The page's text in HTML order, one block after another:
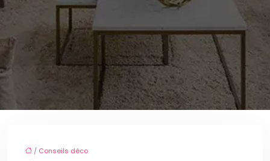
/ Conseils déco